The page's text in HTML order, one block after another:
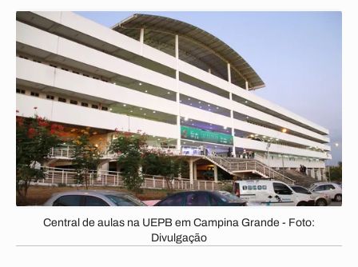
Central de aulas na UEPB em Campina Grande - Foto:
Divulgação